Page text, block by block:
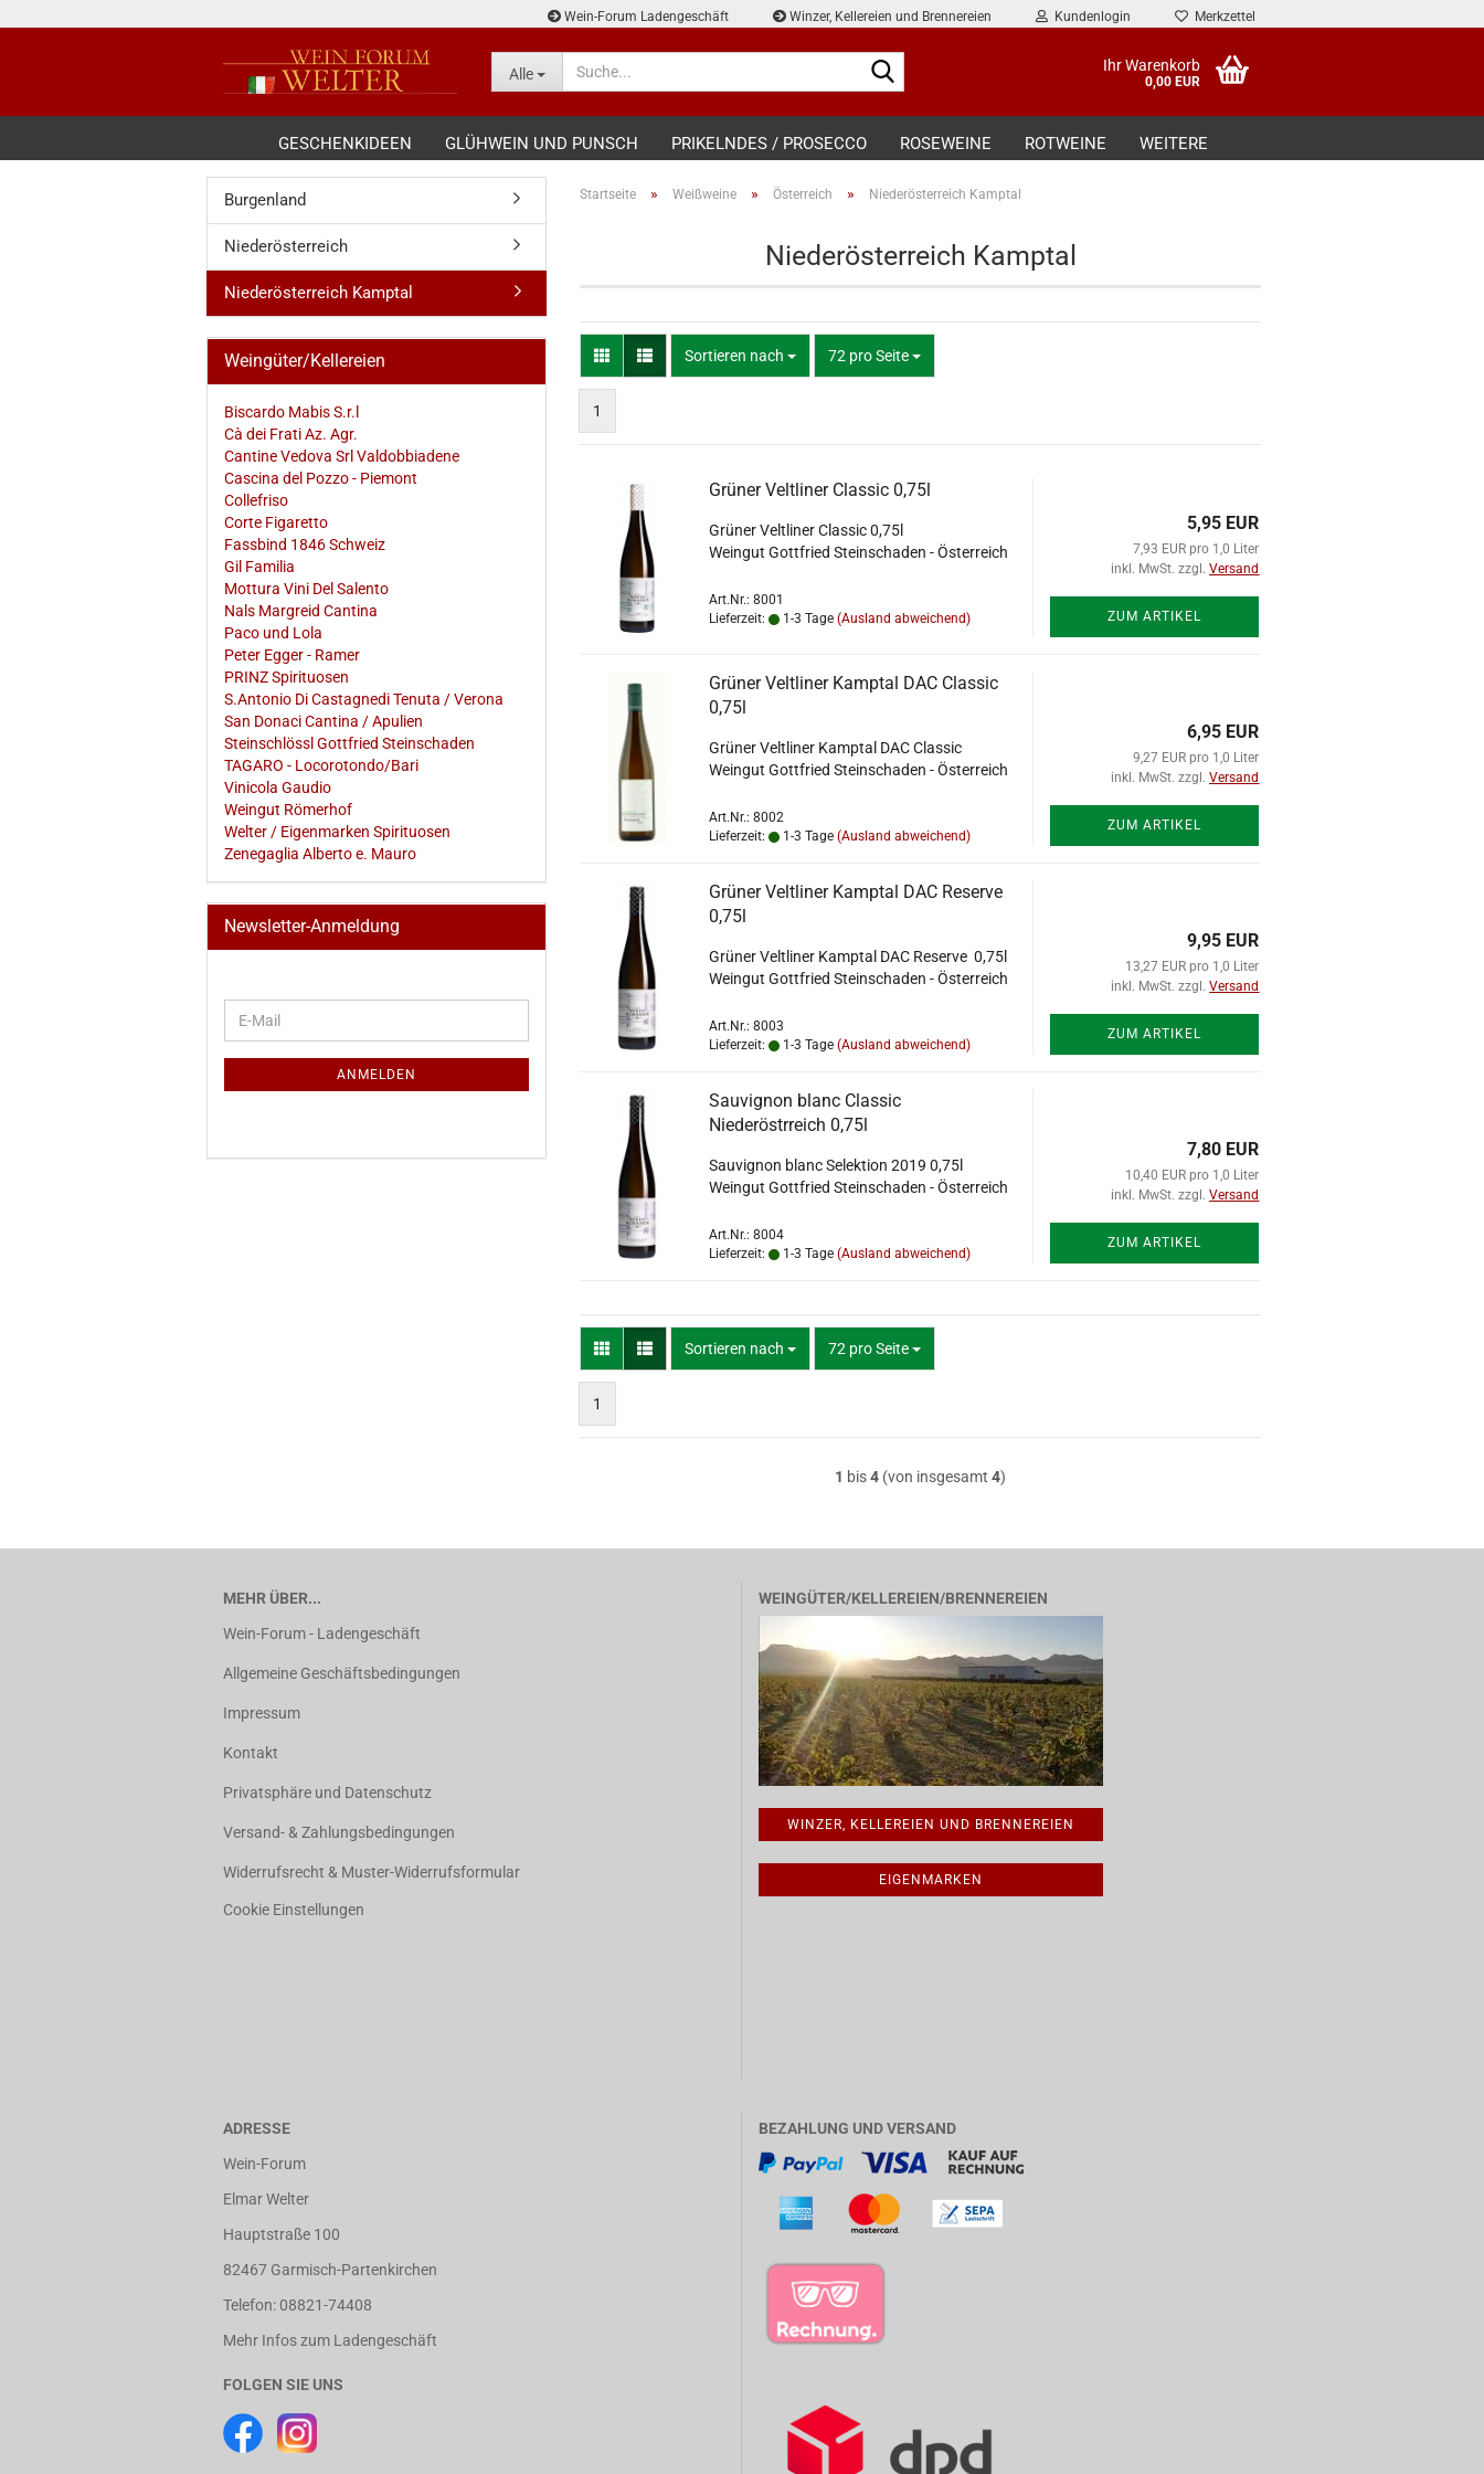
Wein-Forum Ladengeschäft Winzer, Kellereien und Brennereien Kundenlogin Merkzettel
Alle Ihr Warenkorb
0,00 EUR
GESCHENKIDEEN GLÜHWEIN UND PUNSCH PRIKELNDES / PROSECCO ROSEWEINE ROTWEINE WEITERE
Startseite » Weißweine » Österreich » Niederösterreich Kamptal
Niederösterreich Kamptal
Sortieren nach
Sortieren nach 72 pro Seite
pro Seite
1
Grüner Veltliner Classic 0,75l
Grüner Veltliner Classic 0,75l
Weingut Gottfried Steinschaden - Österreich
Art.Nr.: 8001
Lieferzeit:
1-3 Tage (Ausland abweichend)
5,95 EUR
7,93 EUR pro 1,0 Liter
inkl. MwSt. zzgl.Versand
ZUM ARTIKEL
Grüner Veltliner Kamptal DAC Classic
0,75l
Grüner Veltliner Kamptal DAC Classic
Weingut Gottfried Steinschaden - Österreich
Art.Nr.: 8002
Lieferzeit:
1-3 Tage (Ausland abweichend)
6,95 EUR
9,27 EUR pro 1,0 Liter
inkl. MwSt. zzgl.Versand
ZUM ARTIKEL
Grüner Veltliner Kamptal DAC Reserve
0,75l
Grüner Veltliner Kamptal DAC Reserve 0,75l
Weingut Gottfried Steinschaden - Österreich
Art.Nr.: 8003
Lieferzeit:
1-3 Tage (Ausland abweichend)
9,95 EUR
13,27 EUR pro 1,0 Liter
inkl. MwSt. zzgl.Versand
ZUM ARTIKEL
Sauvignon blanc Classic
Niederöstrreich 0,75l
Sauvignon blanc Selektion 2019 0,75l
Weingut Gottfried Steinschaden - Österreich
Art.Nr.: 8004
Lieferzeit:
1-3 Tage (Ausland abweichend)
7,80 EUR
10,40 EUR pro 1,0 Liter
inkl. MwSt. zzgl.Versand
ZUM ARTIKEL
Sortieren nach
Sortieren nach 72 pro Seite
pro Seite
1
1 bis4 (von insgesamt4)
Burgenland
Niederösterreich
Niederösterreich Kamptal
Weingüter/Kellereien
Biscardo Mabis S.r.l
Cà dei Frati Az. Agr.
Cantine Vedova Srl Valdobbiadene
Cascina del Pozzo - Piemont
Collefriso
Corte Figaretto
Fassbind 1846 Schweiz
Gil Familia
Mottura Vini Del Salento
Nals Margreid Cantina
Paco und Lola
Peter Egger - Ramer
PRINZ Spirituosen
S.Antonio Di Castagnedi Tenuta / Verona
San Donaci Cantina / Apulien
Steinschlössl Gottfried Steinschaden
TAGARO - Locorotondo/Bari
Vinicola Gaudio
Weingut Römerhof
Welter / Eigenmarken Spirituosen
Zenegaglia Alberto e. Mauro
Newsletter-Anmeldung
ZUR
E-
Mail
ANMELDEN
MEHR ÜBER...
Wein-Forum - Ladengeschäft
Allgemeine Geschäftsbedingungen
Impressum
Kontakt
Privatsphäre und Datenschutz
Versand- & Zahlungsbedingungen
Widerrufsrecht & Muster-Widerrufsformular
Cookie Einstellungen
WEINGÜTER/KELLEREIEN/BRENNEREIEN
WINZER, KELLEREIEN UND BRENNEREIEN
EIGENMARKEN
ADRESSE
Wein-Forum
Elmar Welter
Hauptstraße 100
82467 Garmisch-Partenkirchen
Telefon: 08821-74408
Mehr Infos zum Ladengeschäft
FOLGEN SIE UNS
BEZAHLUNG UND VERSAND